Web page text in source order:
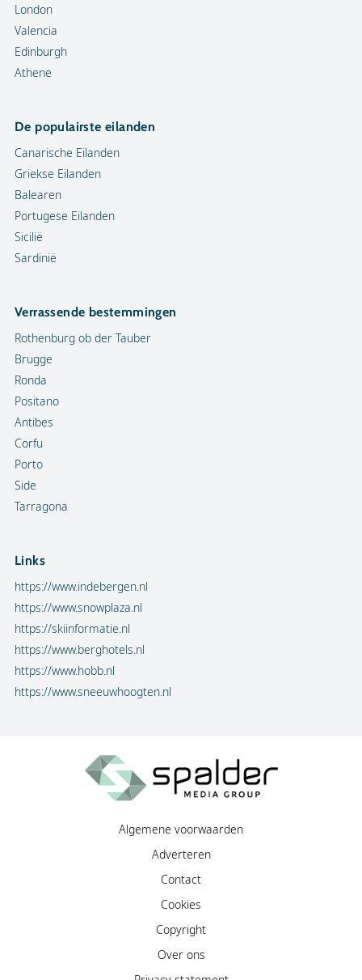
London
Valencia
Edinburgh
Athene
De populairste eilanden
Canarische Eilanden
Griekse Eilanden
Balearen
Portugese Eilanden
Sicilië
Sardinië
Verrassende bestemmingen
Rothenburg ob der Tauber
Brugge
Ronda
Positano
Antibes
Corfu
Porto
Side
Tarragona
Links
https://www.indebergen.nl
https://www.snowplaza.nl
https://skiinformatie.nl
https://www.berghotels.nl
https://www.hobb.nl
https://www.sneeuwhoogten.nl
Algemene voorwaarden
Adverteren
Contact
Cookies
Copyright
Over ons